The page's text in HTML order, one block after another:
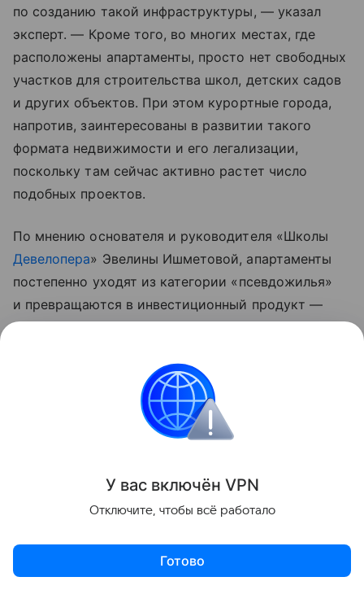
по созданию такой инфраструктуры, — указал
эксперт. — Кроме того, во многих местах, где
расположены апартаменты, просто нет свободных
участков для строительства школ, детских садов
и других объектов. При этом курортные города,
напротив, заинтересованы в развитии такого
формата недвижимости и его легализации,
поскольку там сейчас активно растет число
подобных проектов.
По мнению основателя и руководителя «Школы
Девелопера» Эвелины Ишметовой, апартаменты
постепенно уходят из категории «псевдожилья»
и превращаются в инвестиционный продукт —
с профессиональным управлением, более понятной
перед самостоятельной сдачей недвижимости
Актуальное Топ дня Видео Приложение
У вас включён VPN
Отключите, чтобы всё работало
Готово